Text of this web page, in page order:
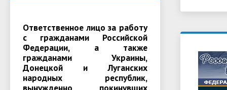
Ответственное лицо за работу
с гражданами Российской
Федерации, а также
гражданами Украины,
Донецкой и Луганских
народных республик,
вынужденно покинувших